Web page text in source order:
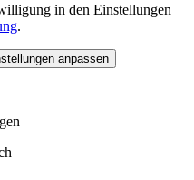
in den Einstellungen
.
anpassen